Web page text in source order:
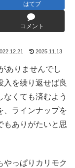
はてブ
コメント
2025.11.13
ありませんでし
入を繰り返せば良
くても済むよう
、ラインナップを
もありがたいと思
やっぱりカリモク